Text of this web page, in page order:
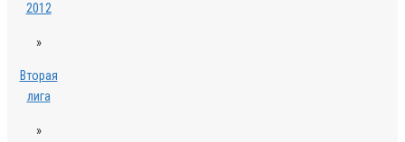
2012
»
Вторая
лига
»